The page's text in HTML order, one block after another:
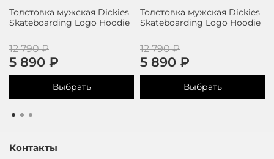
Толстовка мужская Dickies
Skateboarding Logo Hoodie
12 790 ₽
5 890 ₽
Выбрать
Толстовка мужская Dickies
Skateboarding Logo Hoodie
12 790 ₽
5 890 ₽
Выбрать
Контакты